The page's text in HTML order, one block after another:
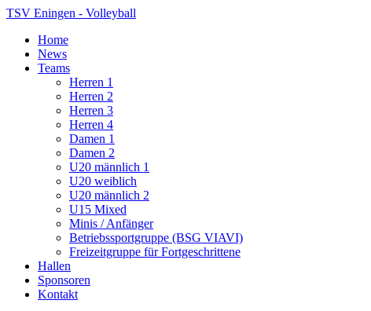
TSV Eningen - Volleyball
Home
News
Teams
Herren 1
Herren 2
Herren 3
Herren 4
Damen 1
Damen 2
U20 männlich 1
U20 weiblich
U20 männlich 2
U15 Mixed
Minis / Anfänger
Betriebssportgruppe (BSG VIAVI)
Freizeitgruppe für Fortgeschrittene
Hallen
Sponsoren
Kontakt